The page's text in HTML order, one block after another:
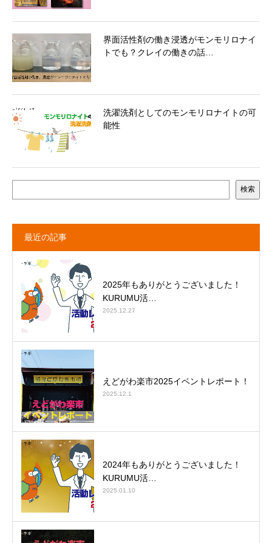
界面活性剤の働き浸透がモンモリロナイ
トでも？クレイの働きの話…
洗濯洗剤としてのモンモリロナイトの可
能性
検索
最近の記事
2025年もありがとうございました！
KURUMU活…
2025.12.27
えどがわ楽市2025イベントレポート！
2025.12.1
2024年もありがとうございました！
KURUMU活…
2025.01.10